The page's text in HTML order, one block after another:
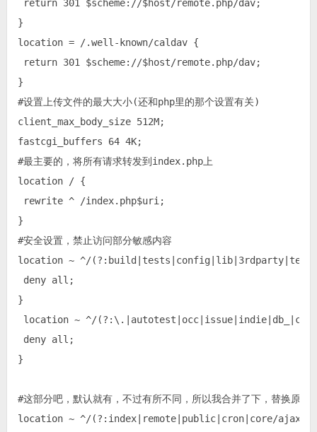
return 301 $scheme://$host/remote.php/dav;
}
location = /.well-known/caldav {
return 301 $scheme://$host/remote.php/dav;
}
#设置上传文件的最大大小(还和php里的那个设置有关)
client_max_body_size 512M;
fastcgi_buffers 64 4K;
#最主要的，将所有请求转发到index.php上
location / {
rewrite ^ /index.php$uri;
}
#安全设置，禁止访问部分敏感内容
location ~ ^/
deny all;
}
location ~ ^/
deny all;
}
#这部分吧，默认就有，不过有所不同，所以我合并了下，替换原来
location ~ ^/(?:index|remote|public|cron|core/